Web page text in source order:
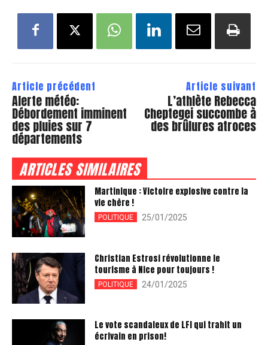
Article précédent
Alerte météo:
Débordement imminent
des pluies sur 7
départements
Article suivant
L’athlète Rebecca
Cheptegei succombe à
des brûlures atroces
ARTICLES SIMILAIRES
Martinique : Victoire explosive contre la
vie chère !
POLITIQUE 25/01/2025
Christian Estrosi révolutionne le
tourisme à Nice pour toujours !
POLITIQUE 24/01/2025
Le vote scandaleux de LFI qui trahit un
écrivain en prison!